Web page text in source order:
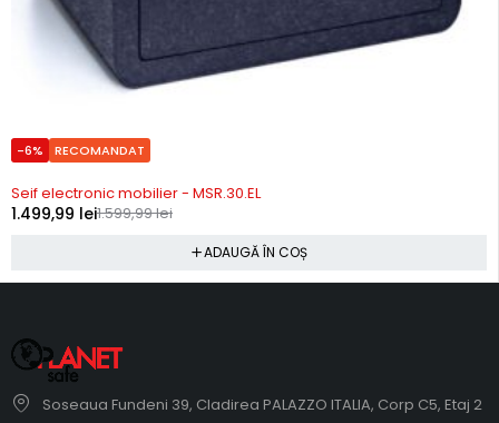
-6% RECOMANDAT
In stoc
Seif electronic mobilier - MSR.30.EL
1.599,99lei
1.499,99 lei
ADAUGĂ ÎN COȘ
Soseaua Fundeni 39, Cladirea PALAZZO ITALIA, Corp C5, Etaj 2